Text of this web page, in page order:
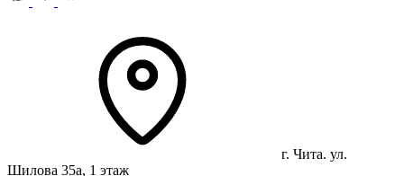
г. Чита. ул.
Шилова 35а, 1 этаж